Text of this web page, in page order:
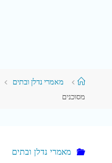
עמוד
ראשי
מאמרי נדלן ובתים
מסוכנים
מאמרי נדלן ובתים